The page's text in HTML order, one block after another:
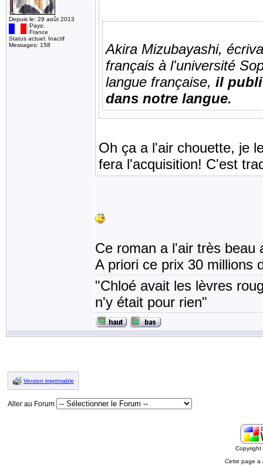
Depuis le: 29 août 2013
Pays:
France
Status actuel: Inactif
Messages: 158
Akira Mizubayashi,
français à l'université
langue française, il
dans notre langue.
Oh ça a l'air chouette, je
fera l'acquisition! C'est
Ce roman a l'air très beau
A priori ce prix 30 millions
"Chloé avait les lèvres
n'y était pour rien"
Version imprimable
Aller au Forum
Cette page a